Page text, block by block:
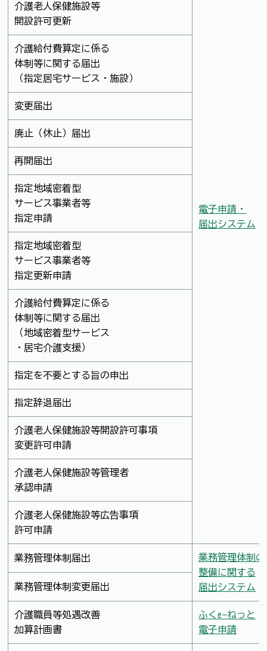
電子申請・
届出システム
介護老人保健施設等
開設許可更新
介護給付費算定に係る
体制等に関する届出
（指定居宅サービス・施設）
変更届出
廃止（休止）届出
再開届出
指定地域密着型
サービス事業者等
指定申請
指定地域密着型
サービス事業者等
指定更新申請
介護給付費算定に係る
体制等に関する届出
（地域密着型サービス
・居宅介護支援）
指定を不要とする旨の申出
指定辞退届出
介護老人保健施設等開設許可事項
変更許可申請
介護老人保健施設等管理者
承認申請
介護老人保健施設等広告事項
許可申請
業務管理体制届出
業務管理体制の
整備に関する
届出システム
業務管理体制変更届出
介護職員等処遇改善
加算計画書
ふくe-ねっと
電子申請